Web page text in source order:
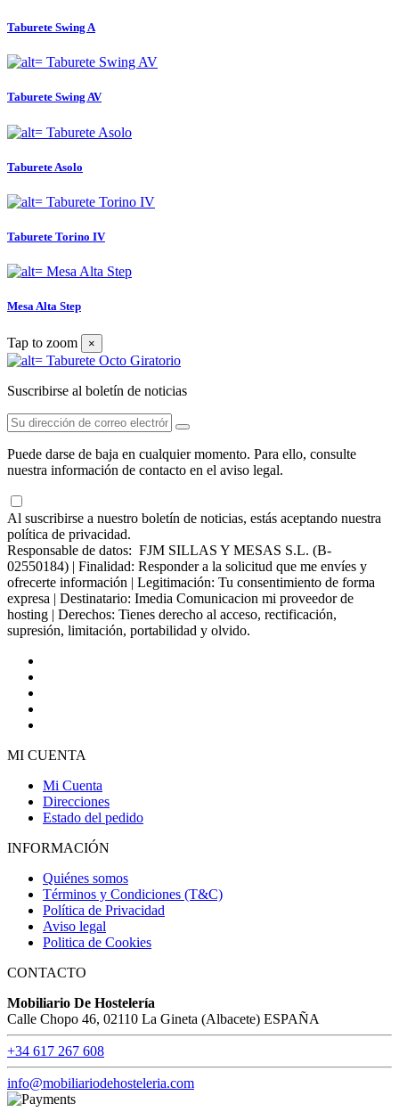
Taburete Swing A
Taburete Swing AV
Taburete Asolo
Taburete Torino IV
Mesa Alta Step
Tap to zoom ×
Suscribirse al boletín de noticias
Puede darse de baja en cualquier momento. Para ello, consulte
nuestra información de contacto en el aviso legal.
Al suscribirse a nuestro boletín de noticias, estás aceptando nuestra
política de privacidad.
Responsable de datos: FJM SILLAS Y MESAS S.L. (B-
02550184) | Finalidad: Responder a la solicitud que me envíes y
ofrecerte información | Legitimación: Tu consentimiento de forma
expresa | Destinatario: Imedia Comunicacion mi proveedor de
hosting | Derechos: Tienes derecho al acceso, rectificación,
supresión, limitación, portabilidad y olvido.
MI CUENTA
Mi Cuenta
Direcciones
Estado del pedido
INFORMACIÓN
Quiénes somos
Términos y Condiciones (T&C)
Política de Privacidad
Aviso legal
Politica de Cookies
CONTACTO
Mobiliario De Hostelería
Calle Chopo 46, 02110 La Gineta (Albacete) ESPAÑA
+34 617 267 608
info@mobiliariodehosteleria.com